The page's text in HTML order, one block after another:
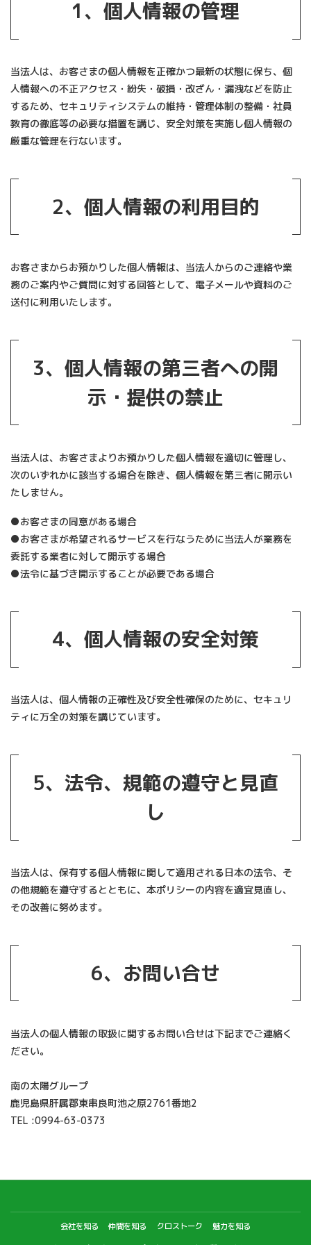
1、 個人情報の管理
当法人は、お客さまの個人情報を正確かつ最新の状態に保ち、個
人情報への不正アクセス・紛失・破損・改ざん・漏洩などを防止
するため、セキュリティシステムの維持・管理体制の整備・社員
教育の徹底等の必要な措置を講じ、安全対策を実施し個人情報の
厳重な管理を行ないます。
2、 個人情報の利用目的
お客さまからお預かりした個人情報は、当法人からのご連絡や業
務のご案内やご質問に対する回答として、電子メールや資料のご
送付に利用いたします。
3、 個人情報の第三者への開
示・提供の禁止
当法人は、お客さまよりお預かりした個人情報を適切に管理し、
次のいずれかに該当する場合を除き、個人情報を第三者に開示い
たしません。
●お客さまの同意がある場合
●お客さまが希望されるサービスを行なうために当法人が業務を
委託する業者に対して開示する場合
●法令に基づき開示することが必要である場合
4、 個人情報の安全対策
当法人は、個人情報の正確性及び安全性確保のために、セキュリ
ティに万全の対策を講じています。
5、 法令、規範の遵守と見直
し
当法人は、保有する個人情報に関して適用される日本の法令、そ
の他規範を遵守するとともに、本ポリシーの内容を適宜見直し、
その改善に努めます。
6、 お問い合せ
当法人の個人情報の取扱に関するお問い合せは下記までご連絡く
ださい。
南の太陽グループ
鹿児島県肝属郡東串良町池之原2761番地2
TEL :0994-63-0373
会社を知る 仲間を知る クロストーク
魅力を知る